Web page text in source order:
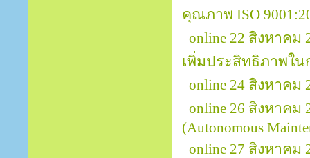
คุณภาพ ISO
online 22 สิงหาค
เพิ่มประสิทธิภาพใน
online 24 สิงหาค
online 26 สิงหาคม
(Autonomous
online 27 สิงหาคม